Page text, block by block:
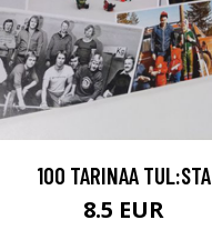
100 TARINAA TUL:STA
8.5 EUR